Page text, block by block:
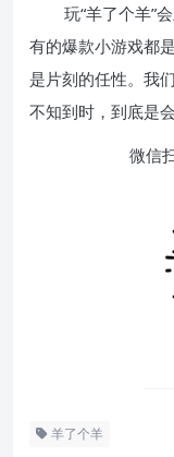
玩“羊了个羊”
有的爆款小游戏都
是片刻的任性。我
不知到时，到底是
微信
羊了个羊